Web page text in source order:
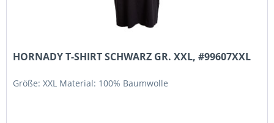
HORNADY T-SHIRT SCHWARZ GR. XXL, #99607XXL
Größe: XXL Material: 100% Baumwolle